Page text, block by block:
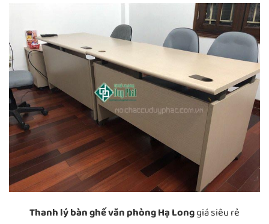
Thanh lý bàn ghế văn phòng Hạ Longgiá siêu rẻ